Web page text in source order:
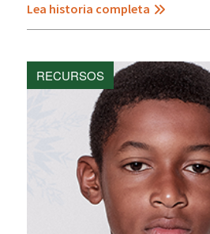
Lea historia completa
RECURSOS